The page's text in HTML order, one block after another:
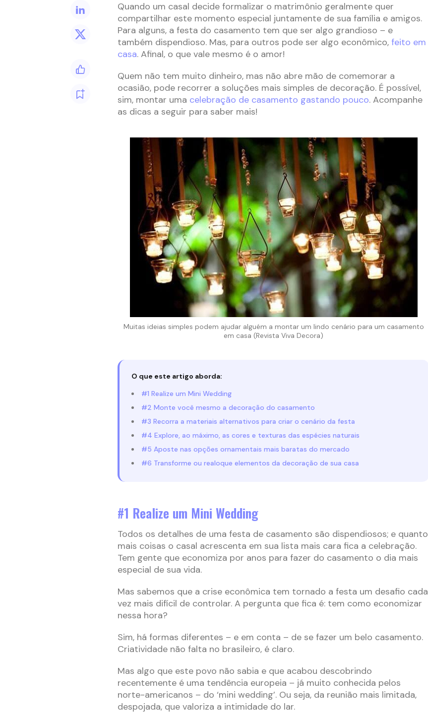
Quando um casal decide formalizar o matrimônio geralmente quer
compartilhar este momento especial juntamente de sua família e amigos.
Para alguns, a festa do casamento tem que ser algo grandioso – e
também dispendioso. Mas, para outros pode ser algo econômico, feito em
casa. Afinal, o que vale mesmo é o amor!
Quem não tem muito dinheiro, mas não abre mão de comemorar a
ocasião, pode recorrer a soluções mais simples de decoração. É possível,
sim, montar uma celebração de casamento gastando pouco. Acompanhe
as dicas a seguir para saber mais!
Muitas ideias simples podem ajudar alguém a montar um lindo cenário para um casamento
em casa (Revista Viva Decora)
O que este artigo aborda:
#1 Realize um Mini Wedding
#2 Monte você mesmo a decoração do casamento
#3 Recorra a materiais alternativos para criar o cenário da festa
#4 Explore, ao máximo, as cores e texturas das espécies naturais
#5 Aposte nas opções ornamentais mais baratas do mercado
#6 Transforme ou realoque elementos da decoração de sua casa
#1 Realize um Mini Wedding
Todos os detalhes de uma festa de casamento são dispendiosos; e quanto
mais coisas o casal acrescenta em sua lista mais cara fica a celebração.
Tem gente que economiza por anos para fazer do casamento o dia mais
especial de sua vida.
Mas sabemos que a crise econômica tem tornado a festa um desafio cada
vez mais difícil de controlar. A pergunta que fica é: tem como economizar
nessa hora?
Sim, há formas diferentes – e em conta – de se fazer um belo casamento.
Criatividade não falta no brasileiro, é claro.
Mas algo que este povo não sabia e que acabou descobrindo
recentemente é uma tendência europeia – já muito conhecida pelos
norte-americanos – do ‘mini wedding’. Ou seja, da reunião mais limitada,
despojada, que valoriza a intimidade do lar.